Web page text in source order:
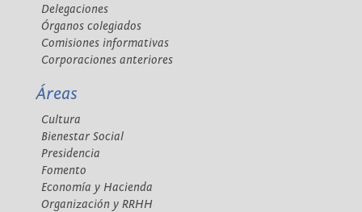
Delegaciones
Órganos colegiados
Comisiones informativas
Corporaciones anteriores
Áreas
Cultura
Bienestar Social
Presidencia
Fomento
Economía y Hacienda
Organización y RRHH